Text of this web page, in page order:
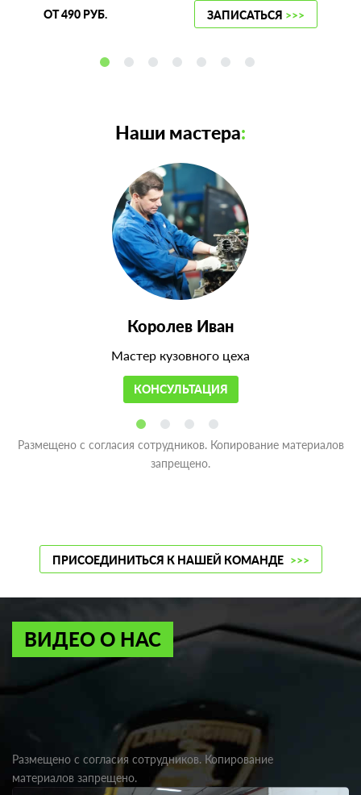
ОТ 490 РУБ. ЗАПИСАТЬСЯ >>>
Наши мастера:
Королев Иван
Мастер кузовного цеха
КОНСУЛЬТАЦИЯ
Размещено с согласия сотрудников. Копирование материалов
запрещено.
ПРИСОЕДИНИТЬСЯ К НАШЕЙ КОМАНДЕ >>>
ВИДЕО О НАС
Размещено с согласия сотрудников. Копирование
материалов запрещено.